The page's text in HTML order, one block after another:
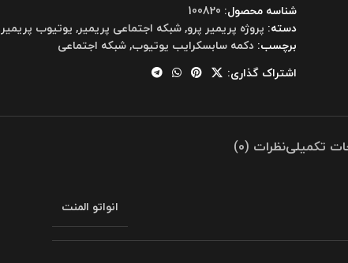
شناسه محصول: 100820
دسته: پروژه پریمیر پرو,شبکه اجتماعی پریمیر, یوتیوب پریمیر
برچسب: دکمه سابسکرایب یوتیوب,شبکه اجتماعی
اشتراک گذاری:
تکمیلینظرات (0)
انواتو المنت